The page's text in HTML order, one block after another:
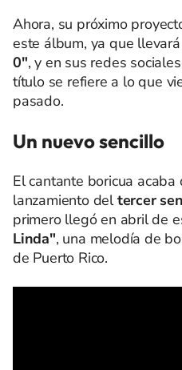
Ahora, su próximo
este álbum, ya que
0", y en sus redes
título se refiere a lo que
pasado.
Un nuevo sencillo
El cantante boricua acaba
lanzamiento deltercer
primero llegó en abril de
Linda", una melodía de
de Puerto Rico.